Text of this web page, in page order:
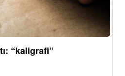
“kaligrafi”